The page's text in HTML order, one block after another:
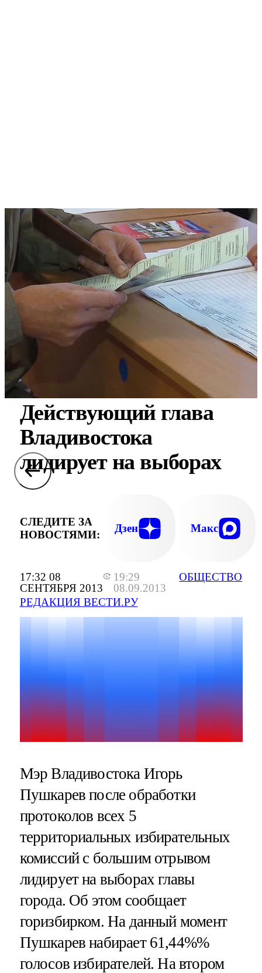
17:32 08
СЕНТЯБРЯ 2013
19:29
08.09.2013
РЕДАКЦИЯ ВЕСТИ.РУ
ОБЩЕСТВО
Действующий глава
Владивостока
лидирует на выборах
СЛЕДИТЕ ЗА
НОВОСТЯМИ:
Дзен Макс
Мэр Владивостока Игорь
Пушкарев после обработки
протоколов всех 5
территориальных избирательных
комиссий с большим отрывом
лидирует на выборах главы
города. Об этом сообщает
горизбирком. На данный момент
Пушкарев набирает 61,44%%
голосов избирателей. На втором